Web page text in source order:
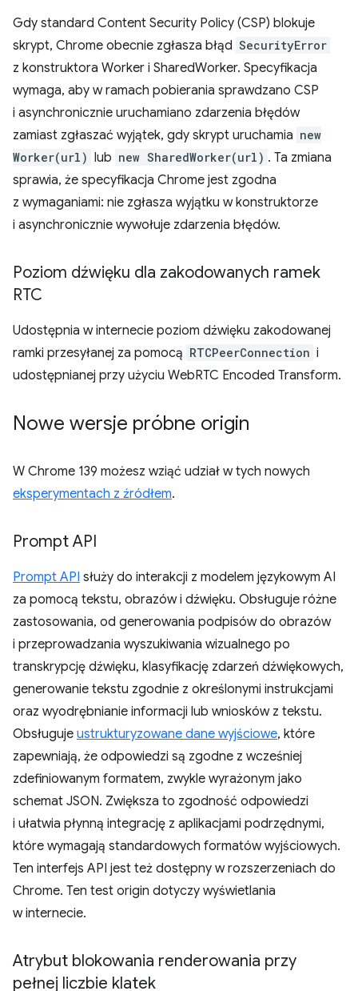
Gdy standard Content Security Policy (CSP) blokuje
skrypt, Chrome obecnie zgłasza błąd SecurityError
z konstruktora Worker i SharedWorker. Specyfikacja
wymaga, aby w ramach pobierania sprawdzano CSP
i asynchronicznie uruchamiano zdarzenia błędów
zamiast zgłaszać wyjątek, gdy skrypt uruchamia new
Worker(url) lub new SharedWorker(url) . Ta zmiana
sprawia, że specyfikacja Chrome jest zgodna
z wymaganiami: nie zgłasza wyjątku w konstruktorze
i asynchronicznie wywołuje zdarzenia błędów.
Poziom dźwięku dla zakodowanych ramek
RTC
Udostępnia w internecie poziom dźwięku zakodowanej
ramki przesyłanej za pomocą RTCPeerConnection i
udostępnianej przy użyciu WebRTC Encoded Transform.
Nowe wersje próbne origin
W Chrome 139 możesz wziąć udział w tych nowych
eksperymentach z źródłem.
Prompt API
Prompt API służy do interakcji z modelem językowym AI
za pomocą tekstu, obrazów i dźwięku. Obsługuje różne
zastosowania, od generowania podpisów do obrazów
i przeprowadzania wyszukiwania wizualnego po
transkrypcję dźwięku, klasyfikację zdarzeń dźwiękowych,
generowanie tekstu zgodnie z określonymi instrukcjami
oraz wyodrębnianie informacji lub wniosków z tekstu.
Obsługuje ustrukturyzowane dane wyjściowe, które
zapewniają, że odpowiedzi są zgodne z wcześniej
zdefiniowanym formatem, zwykle wyrażonym jako
schemat JSON. Zwiększa to zgodność odpowiedzi
i ułatwia płynną integrację z aplikacjami podrzędnymi,
które wymagają standardowych formatów wyjściowych.
Ten interfejs API jest też dostępny w rozszerzeniach do
Chrome. Ten test origin dotyczy wyświetlania
w internecie.
Atrybut blokowania renderowania przy
pełnej liczbie klatek